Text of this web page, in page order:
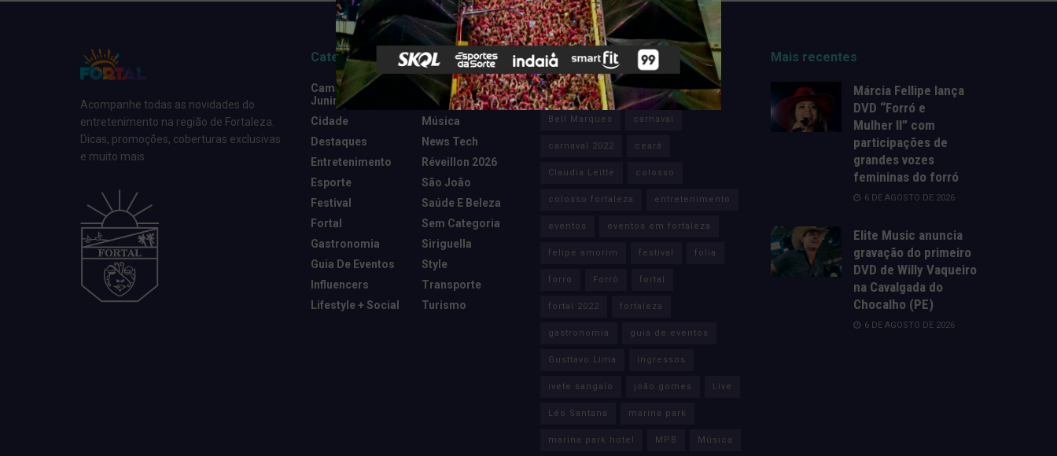
Acompanhe todas as novidades do
entretenimento na região de Fortaleza.
Dicas, promoções, coberturas exclusivas
e muito mais.
Categorias
Camarote Vip
Junino
Cidade
Destaques
Entretenimento
Esporte
Festival
Fortal
Gastronomia
Guia De Eventos
Influencers
Lifestyle + Social
Marketing E
Negócios
Música
News Tech
Réveillon 2026
São João
Saúde E Beleza
Sem Categoria
Siriguella
Style
Transporte
Turismo
Tags
Anitta Axé Banda Eva
Bell Marques carnaval
carnaval 2022 ceará
Claudia Leitte colosso
colosso fortaleza entretenimento
eventos eventos em fortaleza
felipe amorim festival folia
forro Forró fortal
fortal 2022 fortaleza
gastronomia guia de eventos
Gusttavo Lima ingressos
ivete sangalo joão gomes Live
Léo Santana marina park
marina park hotel MPB Música
Mais recentes
Márcia Fellipe lança
DVD “Forró e
Mulher II” com
participações de
grandes vozes
femininas do forró
6 DE AGOSTO DE 2026
Elite Music anuncia
gravação do primeiro
DVD de Willy Vaqueiro
na Cavalgada do
Chocalho (PE)
6 DE AGOSTO DE 2026